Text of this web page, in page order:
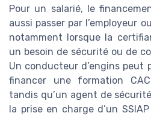
Pour un salarié, le
aussi passer par l’employeur
notamment lorsque la
un besoin de sécurité ou de
Un conducteur d’engins peut
financer une formation
tandis qu’un agent de
la prise en charge d’un